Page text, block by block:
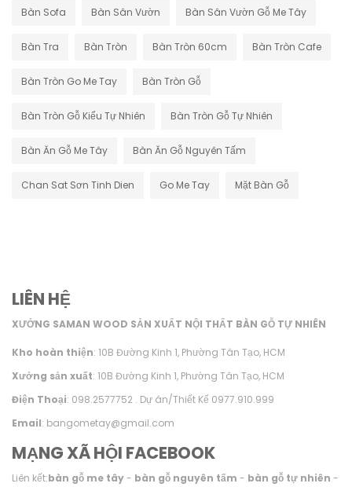
Bàn Sofa Bàn Sân Vườn Bàn Sân Vườn Gỗ Me Tây
Bàn Tra Bàn Tròn Bàn Tròn 60cm Bàn Tròn Cafe
Bàn Tròn Go Me Tay Bàn Tròn Gỗ
Bàn Tròn Gỗ Kiểu Tự Nhiên Bàn Tròn Gỗ Tự Nhiên
Bàn Ăn Gỗ Me Tây Bàn Ăn Gỗ Nguyên Tấm
Chan Sat Sơn Tinh Dien Go Me Tay Mặt Bàn Gỗ
LIÊN HỆ
XƯỞNG SAMAN WOOD SẢN XUẤT NỘI THẤT BÀN GỖ TỰ NHIÊN
Kho hoàn thiện: 10B Đường Kinh 1, Phường Tân Tạo, HCM
Xưởng sản xuất: 10B Đường Kinh 1, Phường Tân Tạo, HCM
Điện Thoại: 098.2577752 . Dự án/Thiết Kế 0977.910.999
Email: bangometay@gmail.com
MẠNG XÃ HỘI FACEBOOK
Liên kết:bàn gỗ me tây- bàn gỗ nguyên tấm - bàn gỗ tự nhiên -